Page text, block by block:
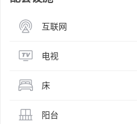
互联网
电视
床
阳台